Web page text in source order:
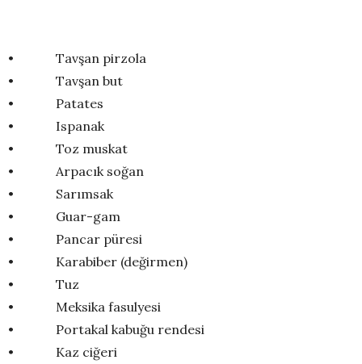
• Tavşan pirzola
• Tavşan but
• Patates
• Ispanak
• Toz muskat
• Arpacık soğan
• Sarımsak
• Guar-gam
• Pancar püresi
• Karabiber (değirmen)
• Tuz
• Meksika fasulyesi
• Portakal kabuğu rendesi
• Kaz ciğeri